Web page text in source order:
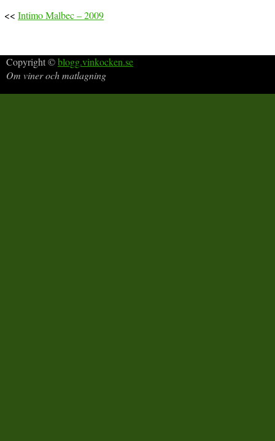
<< Intimo Malbec – 2009
Copyright ©blogg.vinkocken.se
Om viner och matlagning